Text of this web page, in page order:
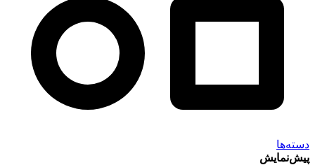
دسته‌ها
پیش‌نمایش